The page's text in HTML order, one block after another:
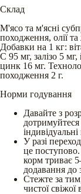
Склад
М'ясо та м'ясні
походження, олії
Добавки на 1 кг:
С 95 мг, залізо 5
цинк 16 мг.
походження 2 г.
Норми годування
Давайте з
У разі
це
корм триває
додавання до
Стежте за
чистої свіжої